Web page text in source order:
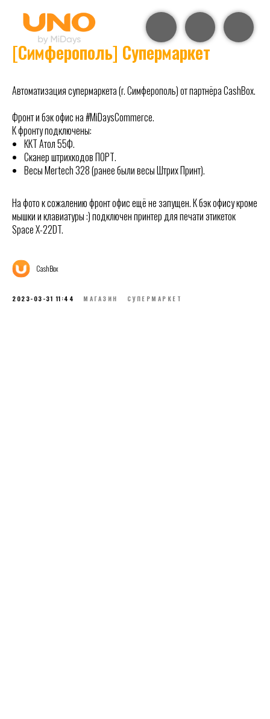
[Симферополь] Супермаркет
Автоматизация супермаркета (г. Симферополь) от партнёра CashBox.
Фронт и бэк офис на #MiDaysCommerce.
К фронту подключены:
ККТ Атол 55Ф.
Сканер штрихкодов ПОРТ.
Весы Mertech 328 (ранее были весы Штрих Принт).
На фото к сожалению фронт офис ещё не запущен. К бэк офису кроме
мышки и клавиатуры :) подключен принтер для печати этикеток
Space X-22DT.
CashBox
2023-03-31 11:44 МАГАЗИН СУПЕРМАРКЕТ